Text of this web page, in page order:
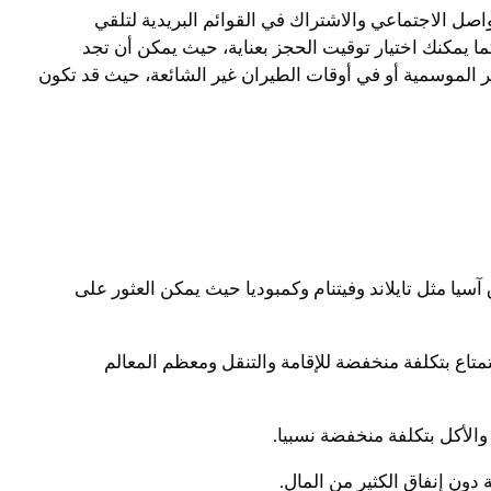
الاجتماعي والاشتراك في القوائم البريدية لتلقي
يمكنك اختيار توقيت الحجز بعناية، حيث يمكن أن تجد
الموسمية أو في أوقات الطيران غير الشائعة، حيث قد تكون
مثل تايلاند وفيتنام وكمبوديا حيث يمكن العثور على
بتكلفة منخفضة للإقامة والتنقل ومعظم المعالم
بتكلفة منخفضة نسبيا.
إنفاق الكثير من المال.